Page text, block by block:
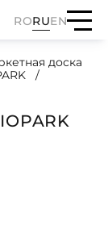
RORUEN
доска